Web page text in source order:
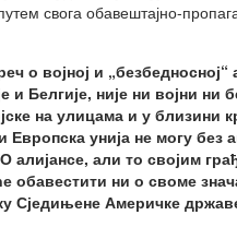
свога обавештајно-
о војној и
и Белгије, није ни војни ни
на улицама и у близини
унија не могу без
али то својим
ни о своме
Сједињене Америчке